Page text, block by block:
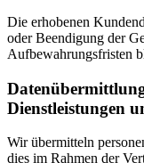
Die erhobenen
oder Beendigung der
Aufbewahrungsfristen
Dienstleistungen
Wir übermitteln
dies im Rahmen der